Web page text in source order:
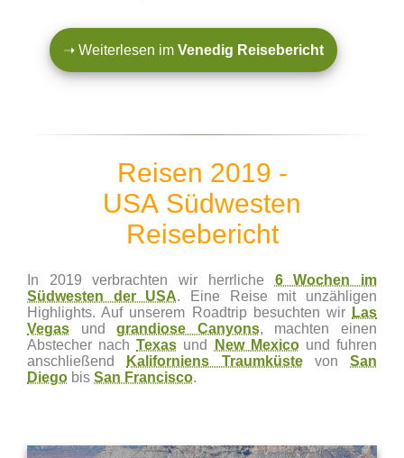
➝ Weiterlesen im Venedig Reisebericht
Reisen 2019 -
USA Südwesten
Reisebericht
In 2019 verbrachten wir herrliche 6 Wochen im
Südwesten der USA. Eine Reise mit unzähligen
Highlights. Auf unserem Roadtrip besuchten wir Las
Vegas undgrandiose Canyons, machten einen
Abstecher nachTexas und New Mexicound fuhren
anschließend
Kaliforniens Traumküstevon San
Diego bis San Francisco.